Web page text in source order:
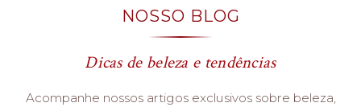
NOSSO BLOG
Dicas de beleza e tendências
Acompanhe nossos artigos exclusivos sobre beleza,